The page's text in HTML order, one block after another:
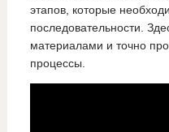
этапов, которые
последовательности.
материалами и точно
процессы.